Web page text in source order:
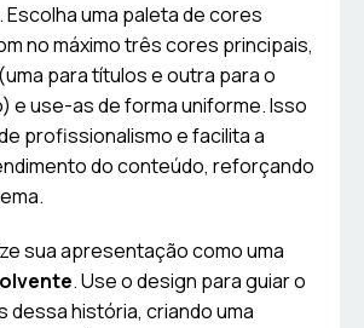
uma paleta de cores
no máximo três cores principais,
para títulos e outra para o
e use-as de forma uniforme. Isso
profissionalismo e facilita a
do conteúdo, reforçando
sua apresentação como uma
. Use o design para guiar o
dessa história, criando uma